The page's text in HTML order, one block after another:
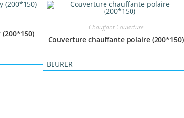
Chauffant Couverture
Couverture chauffante polaire (200*150)
BEURER